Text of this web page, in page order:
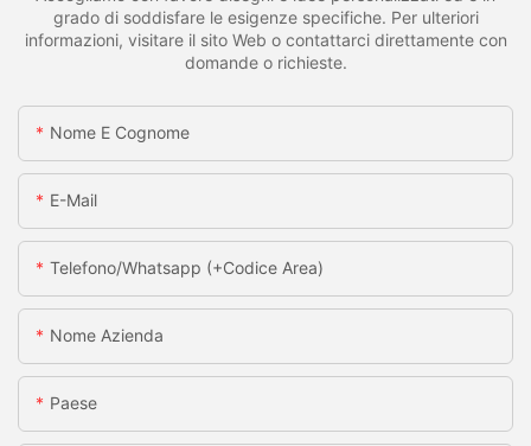
grado di soddisfare le esigenze specifiche. Per ulteriori
informazioni, visitare il sito Web o contattarci direttamente con
domande o richieste.
Nome E Cognome
E-Mail
Telefono/whatsapp (+codice Area)
Nome Azienda
Paese